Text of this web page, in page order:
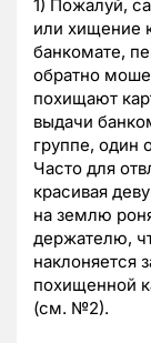
1) Пожалуй,
или хищение
банкомате,
обратно
похищают
выдачи
группе, один
Часто для
красивая
на землю
держателю,
наклоняется
похищенной
(см. №2).